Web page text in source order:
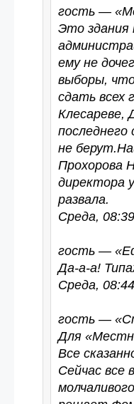
гость —
Это здания
ему не
выборы,
сдать всех
Клесареве,
последнего
не
Прохорова
директора
развала.
Среда,
гость —
Да-а-а!
Среда,
гость —
Для
Все
Сейчас все